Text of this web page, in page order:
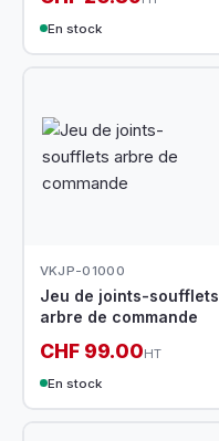
En stock
VKJP-01000
Jeu de joints-soufflets
arbre de commande
CHF 99.00HT
En stock